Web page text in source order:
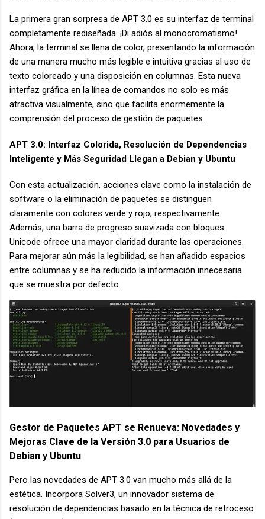
La primera gran sorpresa de APT 3.0 es su interfaz de terminal
completamente rediseñada. ¡Di adiós al monocromatismo!
Ahora, la terminal se llena de color, presentando la información
de una manera mucho más legible e intuitiva gracias al uso de
texto coloreado y una disposición en columnas. Esta nueva
interfaz gráfica en la línea de comandos no solo es más
atractiva visualmente, sino que facilita enormemente la
comprensión del proceso de gestión de paquetes.
APT 3.0: Interfaz Colorida, Resolución de Dependencias
Inteligente y Más Seguridad Llegan a Debian y Ubuntu
Con esta actualización, acciones clave como la instalación de
software o la eliminación de paquetes se distinguen
claramente con colores verde y rojo, respectivamente.
Además, una barra de progreso suavizada con bloques
Unicode ofrece una mayor claridad durante las operaciones.
Para mejorar aún más la legibilidad, se han añadido espacios
entre columnas y se ha reducido la información innecesaria
que se muestra por defecto.
Gestor de Paquetes APT se Renueva: Novedades y
Mejoras Clave de la Versión 3.0 para Usuarios de
Debian y Ubuntu
Pero las novedades de APT 3.0 van mucho más allá de la
estética. Incorpora Solver3, un innovador sistema de
resolución de dependencias basado en la técnica de retroceso